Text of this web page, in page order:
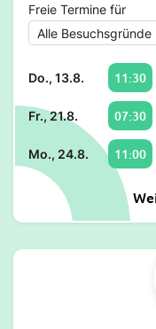
Freie Termine für
Do., 13.8. 11:30
Fr., 21.8. 07:30
Mo., 24.8. 11:00